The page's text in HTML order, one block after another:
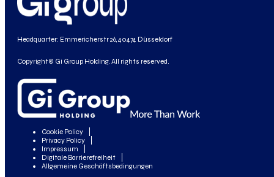
Headquarter: Emmericherstr 26, 40474 Düsseldorf
Copyright© Gi Group Holding. All rights reserved.
Cookie Policy
Privacy Policy
Impressum
Digitale Barrierefreiheit
Allgemeine Geschäftsbedingungen